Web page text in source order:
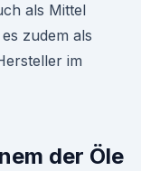
als Mittel
zudem als
im
der Öle